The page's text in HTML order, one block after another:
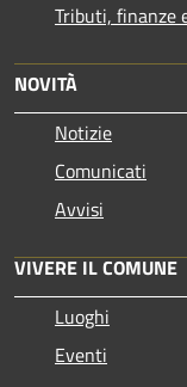
Tributi, finanze
NOVITÀ
Notizie
Comunicati
Avvisi
VIVERE IL COMUNE
Luoghi
Eventi